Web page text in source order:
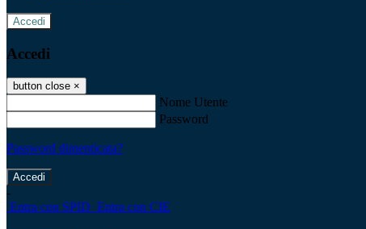
Accedi
Accedi
button close ×
Nome Utente
Password
Password dimenticata?
-
Entra con SPID Entra con CIE